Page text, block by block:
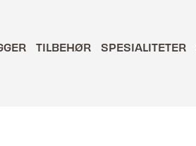
TILBEHØR SPESIALITETER